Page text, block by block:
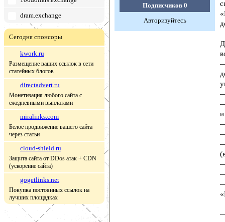
dram.exchange
Сегодня спонсоры
kwork.ru
Размещение ваших ссылок в сети
статейных блогов
directadvert.ru
Монетизация любого сайта с
ежедневными выплатами
miralinks.com
Белое продвижение вашего сайта
через статьи
cloud-shield.ru
Защита сайта от DDos атак + CDN
(ускорение сайта)
gogetlinks.net
Покупка постоянных ссылок на
лучших площадках
Подписчиков 0
Авторизуйтесь